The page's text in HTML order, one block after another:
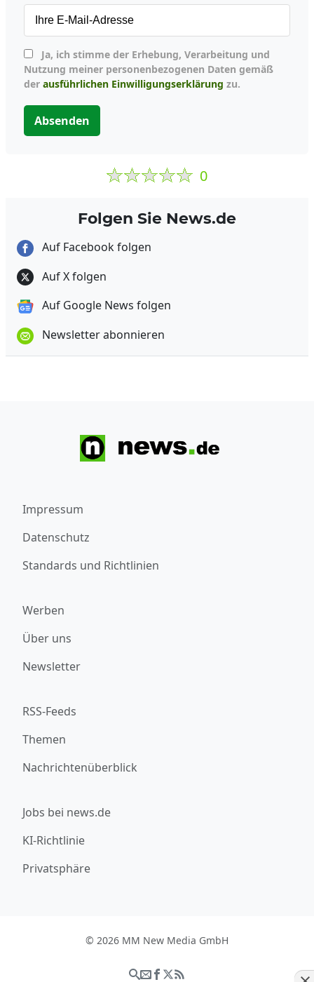
Nutzung meiner personenbezogenen Daten gemäß
der ausführlichen Einwilligungserklärung zu.
Absenden
0
Folgen Sie News.de
Auf Facebook folgen
Auf X folgen
Auf Google News folgen
Newsletter abonnieren
Impressum
Datenschutz
Standards und Richtlinien
Werben
Über uns
Newsletter
RSS-Feeds
Themen
Nachrichtenüberblick
Jobs bei news.de
KI-Richtlinie
Privatsphäre
© 2026 MM New Media GmbH